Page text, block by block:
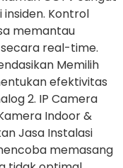
Kontrol
memantau
real-time.
Memilih
efektivitas
2. IP Camera
Indoor &
Jasa Instalasi
memasang